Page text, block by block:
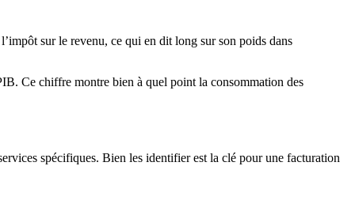
sur le revenu, ce qui en dit long sur son poids dans
Ce chiffre montre bien à quel point la consommation des
spécifiques. Bien les identifier est la clé pour une facturation